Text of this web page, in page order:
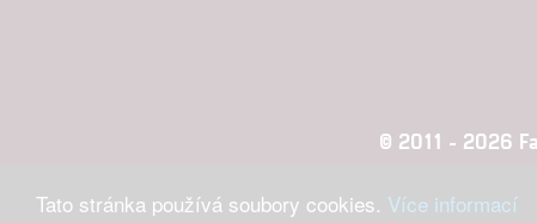
Tato stránka používá soubory cookies. Více informací
© 2011 - 2026